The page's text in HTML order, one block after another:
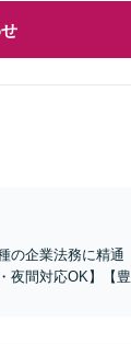
の企業法務に精通
夜間対応OK】【豊